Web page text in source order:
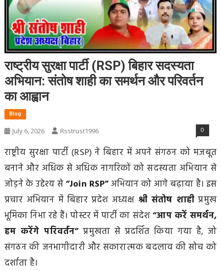
राष्ट्रीय सुरक्षा पार्टी (RSP) बिहार सदस्यता
अभियान: संतोष शाही का समर्थन और परिवर्तन
का आह्वान
Blog
July 6, 2026
Rsstrust1996 0
राष्ट्रीय सुरक्षा पार्टी (RSP) ने बिहार में अपने संगठन को मजबूत
बनाने और अधिक से अधिक नागरिकों को सदस्यता अभियान से
जोड़ने के उद्देश्य से“Join RSP”अभियान को आगे बढ़ाया है। इस
प्रचार अभियान में बिहार प्रदेश अध्यक्ष श्री संतोष शाही प्रमुख
भूमिका निभा रहे हैं। पोस्टर में पार्टी का संदेश“आप करें समर्थन,
हम करेंगे परिवर्तन”प्रमुखता से प्रदर्शित किया गया है, जो
संगठन की जनभागीदारी और सकारात्मक बदलाव की सोच को
दर्शाता है।